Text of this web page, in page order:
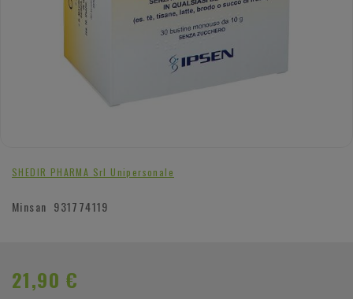
SHEDIR PHARMA Srl Unipersonale
Minsan 931774119
21,90 €